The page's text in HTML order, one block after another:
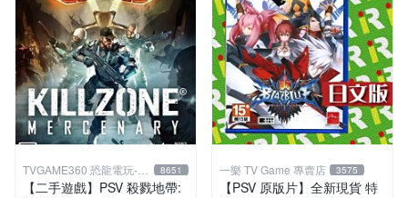
TVGAME360 恐龍電玩-台
中店
8651
【二手遊戲】PSV 殺戮地帶:
一樂 TV Game 專賣店 3575
【PSV 原版片】全新現貨 特